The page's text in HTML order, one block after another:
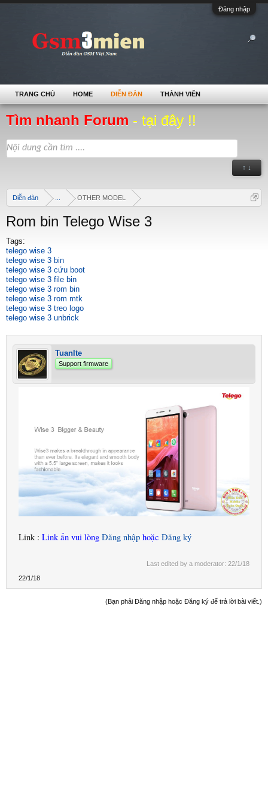
Đăng nhập
Tìm nhanh Forum - tại đây !!
↑ ↓
Diễn đàn OTHER MODEL
Rom bin Telego Wise 3
Tags:
telego wise 3
telego wise 3 bin
telego wise 3 cứu boot
telego wise 3 file bin
telego wise 3 rom bin
telego wise 3 rom mtk
telego wise 3 treo logo
telego wise 3 unbrick
Tuanlte
Support firmware
Link : Link ẩn vui lòng Đăng nhập hoặc Đăng ký
Last edited by a moderator: 22/1/18
22/1/18
(Bạn phải Đăng nhập hoặc Đăng ký để trả lời bài viết.)
TRANG CHỦ HOME DIỄN ĐÀN THÀNH VIÊN